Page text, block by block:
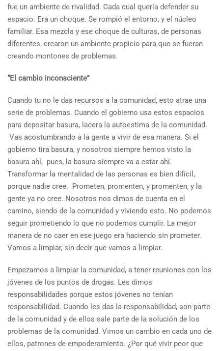
fue un ambiente de rivalidad. Cada cual quería defender su
espacio. Era un choque. Se rompió el entorno, y el núcleo
familiar. Esa mezcla y ese choque de culturas, de personas
diferentes, crearon un ambiente propicio para que se fueran
creando montones de problemas.
“El cambio inconsciente”
Cuando tu no le das recursos a la comunidad, esto atrae una
serie de problemas. Cuando el gobierno usa estos espacios
para depositar basura, lacera la autoestima de la comunidad.
Vas acostumbrando a la gente a vivir de esa manera. Si el
gobierno tira basura, y nosotros siempre hemos visto la
basura ahí, pues, la basura siempre va a estar ahí.
Transformar la mentalidad de las personas es bien difícil,
porque nadie cree. Prometen, promenten, y promenten, y la
gente ya no cree. Nosotros nos dimos de cuenta en el
camino, siendo de la comunidad y viviendo esto. No podemos
seguir prometiendo lo que no podemos cumplir. La mejor
manera de no caer en ese juego era haciendo sin prometer.
Vamos a limpiar, sin decir que vamos a limpiar.
Empezamos a limpiar la comunidad, a tener reuniones con los
jóvenes de los puntos de drogas. Les dimos
responsabilidades porque estos jóvenes no tenían
responsabilidad. Cuando les das la responsabilidad, son parte
de la comunidad y de ellos sale parte de la solución de los
problemas de la comunidad. Vimos un cambio en cada uno de
ellos, patrones de empoderamiento. ¿Por qué vivir peor que